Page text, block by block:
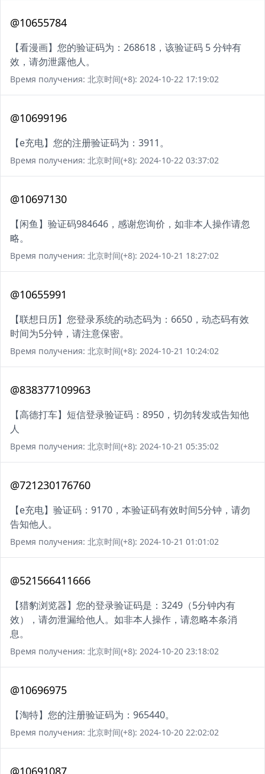
@10655784
【看漫画】您的验证码为：268618，该验证码 5 分钟有
效，请勿泄露他人。
Время получения: 北京时间(+8): 2024-10-22 17:19:02
@10699196
【e充电】您的注册验证码为：3911。
Время получения: 北京时间(+8): 2024-10-22 03:37:02
@10697130
【闲鱼】验证码984646，感谢您询价，如非本人操作请忽
略。
Время получения: 北京时间(+8): 2024-10-21 18:27:02
@10655991
【联想日历】您登录系统的动态码为：6650，动态码有效
时间为5分钟，请注意保密。
Время получения: 北京时间(+8): 2024-10-21 10:24:02
@838377109963
【高德打车】短信登录验证码：8950，切勿转发或告知他
人
Время получения: 北京时间(+8): 2024-10-21 05:35:02
@721230176760
【e充电】验证码：9170，本验证码有效时间5分钟，请勿
告知他人。
Время получения: 北京时间(+8): 2024-10-21 01:01:02
@521566411666
【猎豹浏览器】您的登录验证码是：3249（5分钟内有
效），请勿泄漏给他人。如非本人操作，请忽略本条消
息。
Время получения: 北京时间(+8): 2024-10-20 23:18:02
@10696975
【淘特】您的注册验证码为：965440。
Время получения: 北京时间(+8): 2024-10-20 22:02:02